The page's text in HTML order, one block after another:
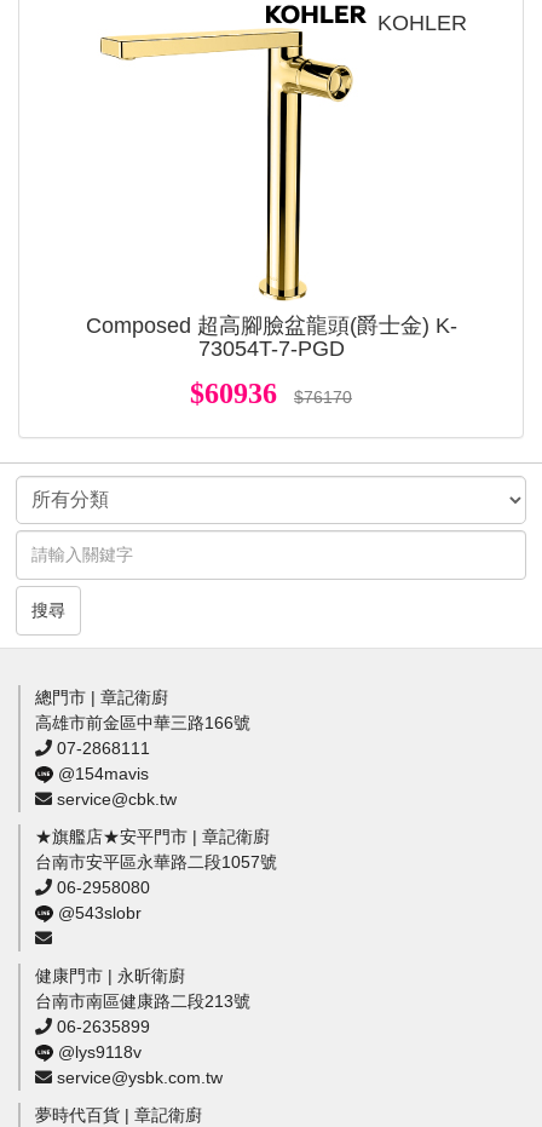
KOHLER
Composed 超高腳臉盆龍頭(爵士金) K-
73054T-7-PGD
$60936 $76170
搜尋
總門市 | 章記衛廚
高雄市前金區中華三路166號
07-2868111
@154mavis
service@cbk.tw
★旗艦店★安平門市 | 章記衛廚
台南市安平區永華路二段1057號
06-2958080
@543slobr
健康門市 | 永昕衛廚
台南市南區健康路二段213號
06-2635899
@lys9118v
service@ysbk.com.tw
夢時代百貨 | 章記衛廚